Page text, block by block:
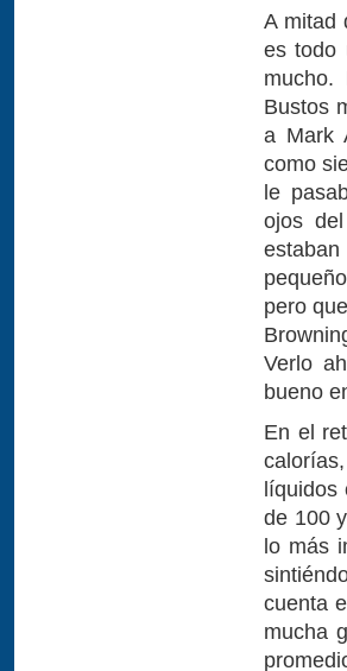
A mitad
es todo
mucho.
Bustos
a Mark
como
le
ojos
pero
Verlo
bueno
En el
líquidos
de 100
lo más
cuenta
mucha